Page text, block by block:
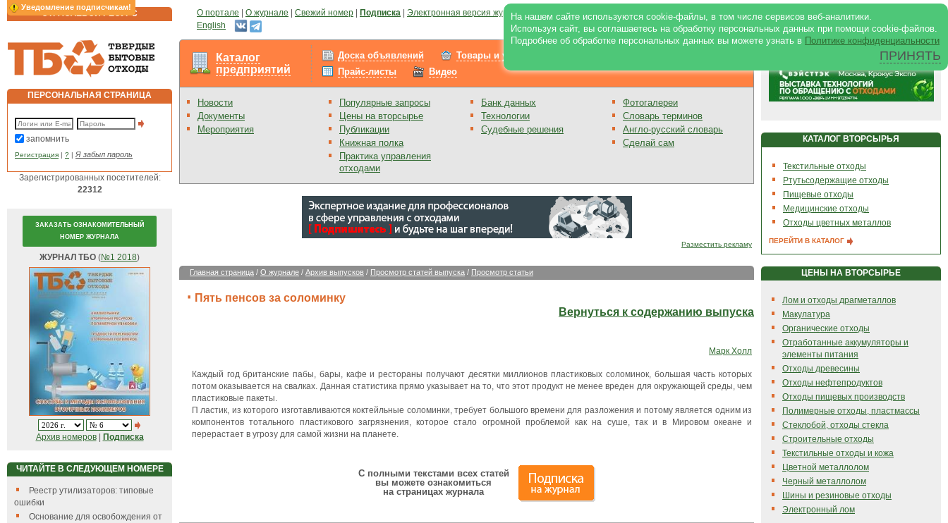
Уведомление подписчикам!
На нашем сайте используются cookie-файлы, в том числе сервисов веб-аналитики.
Используя сайт, вы соглашаетесь на обработку персональных данных при помощи cookie-файлов.
Подробнее об обработке персональных данных вы можете узнать в Политике конфиденциальности
ПРИНЯТЬ
ОТРАСЛЕВОЙ РЕСУРС О портале О журнале Свежий номер Подписка Электронная версия журнала |Отзывы|Реклама на портале|Реклама в журнале |
English
ПЕРСОНАЛЬНАЯ СТРАНИЦА
запомнить
Регистрация | ? | Я забыл пароль
Зарегистрированных посетителей:
22312
ЗАКАЗАТЬ ОЗНАКОМИТЕЛЬНЫЙ
НОМЕР ЖУРНАЛА
ЖУРНАЛ ТБО (№1 2018)
Архив номеров| Подписка
ЧИТАЙТЕ В СЛЕДУЮЩЕМ НОМЕРЕ
Реестр утилизаторов: типовые
ошибки
Основание для освобождения от
Каталог
предприятий
Доска объявлений Товары и услуги
Прайс-листы
Видео
Новости
Документы
Мероприятия
Популярные запросы
Цены на вторсырье
Публикации
Книжная полка
Практика управления
отходами
Банк данных
Технологии
Судебные решения
Фотогалереи
Словарь терминов
Англо-русский словарь
Сделай сам
Разместить рекламу
Главная страница / О журнале / Архив выпусков / Просмотр статей выпуска / Просмотр статьи
Пять пенсов за соломинку
Вернуться к содержанию выпуска
Марк Холл
Каждый год британские пабы, бары, кафе и рестораны получают десятки миллионов пластиковых соломинок, большая часть которых
потом оказывается на свалках. Данная статистика прямо указывает на то, что этот продукт не менее вреден для окружающей среды, чем
пластиковые пакеты.
П ластик, из которого изготавливаются коктейльные соломинки, требует большого времени для разложения и потому является одним из
компонентов тотального пластикового загрязнения, которое стало огромной проблемой как на суше, так и в Мировом океане и
перерастает в угрозу для самой жизни на планете.
С полными текстами всех статей
вы можете ознакомиться
на страницах журнала
КАТАЛОГ ВТОРСЫРЬЯ
Текстильные отходы
Ртутьсодержащие отходы
Пищевые отходы
Медицинские отходы
Отходы цветных металлов
ПЕРЕЙТИ В КАТАЛОГ
ЦЕНЫ НА ВТОРСЫРЬЕ
Лом и отходы драгметаллов
Макулатура
Органические отходы
Отработанные аккумуляторы и
элементы питания
Отходы древесины
Отходы нефтепродуктов
Отходы пищевых производств
Полимерные отходы, пластмассы
Стеклобой, отходы стекла
Строительные отходы
Текстильные отходы и кожа
Цветной металлолом
Черный металлолом
Шины и резиновые отходы
Электронный лом